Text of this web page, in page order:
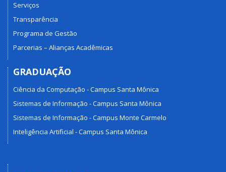
Serviços
Transparência
Programa de Gestão
Parcerias – Alianças Acadêmicas
GRADUAÇÃO
Ciência da Computação - Campus Santa Mônica
Sistemas de Informação - Campus Santa Mônica
Sistemas de Informação - Campus Monte Carmelo
Inteligência Artificial - Campus Santa Mônica